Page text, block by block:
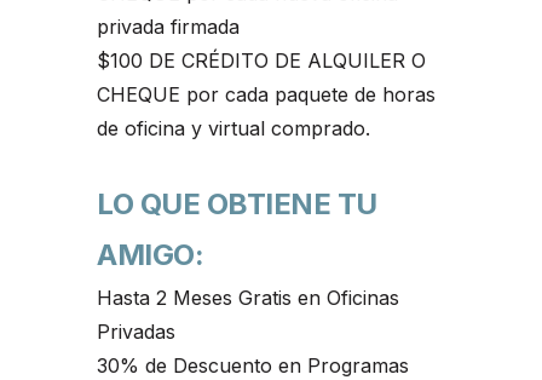
privada firmada
$100 DE CRÉDITO DE ALQUILER O
CHEQUE por cada paquete de horas
de oficina y virtual comprado.
LO QUE OBTIENE TU
AMIGO:
Hasta 2 Meses Gratis en Oficinas
Privadas
30% de Descuento en Programas